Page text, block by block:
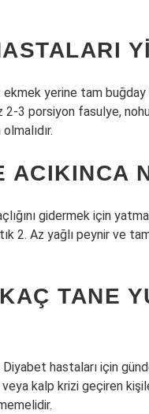
yerine tam buğday
3 porsiyon fasulye,
ACIKINCA
gidermek için
2. Az yağlı peynir ve
TANE
hastaları için
kalp krizi geçiren